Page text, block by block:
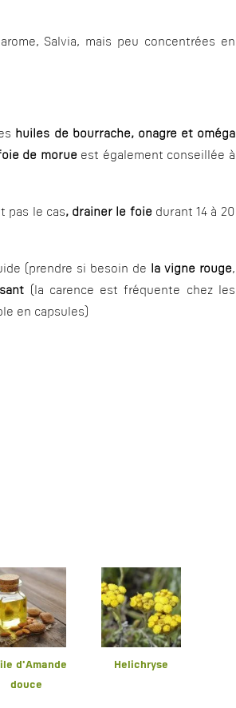
Salvia, mais peu concentrées en
huiles de bourrache, onagre et oméga
de morue est également conseillée à
pas le cas, drainer le foiedurant 14 à 20
(prendre si besoin de la vigne rouge,
(la carence est fréquente chez les
en capsules)
d'Amande
douce
Helichryse